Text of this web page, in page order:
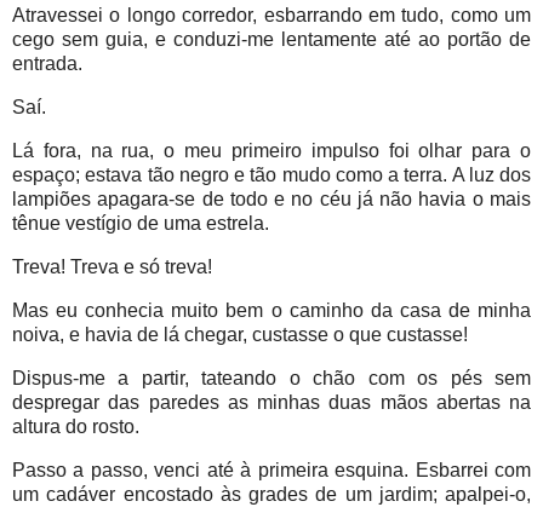
Atravessei o longo corredor, esbarrando em tudo, como um
cego sem guia, e conduzi-me lentamente até ao portão de
entrada.
Saí.
Lá fora, na rua, o meu primeiro impulso foi olhar para o
espaço; estava tão negro e tão mudo como a terra. A luz dos
lampiões apagara-se de todo e no céu já não havia o mais
tênue vestígio de uma estrela.
Treva! Treva e só treva!
Mas eu conhecia muito bem o caminho da casa de minha
noiva, e havia de lá chegar, custasse o que custasse!
Dispus-me a partir, tateando o chão com os pés sem
despregar das paredes as minhas duas mãos abertas na
altura do rosto.
Passo a passo, venci até à primeira esquina. Esbarrei com
um cadáver encostado às grades de um jardim; apalpei-o,